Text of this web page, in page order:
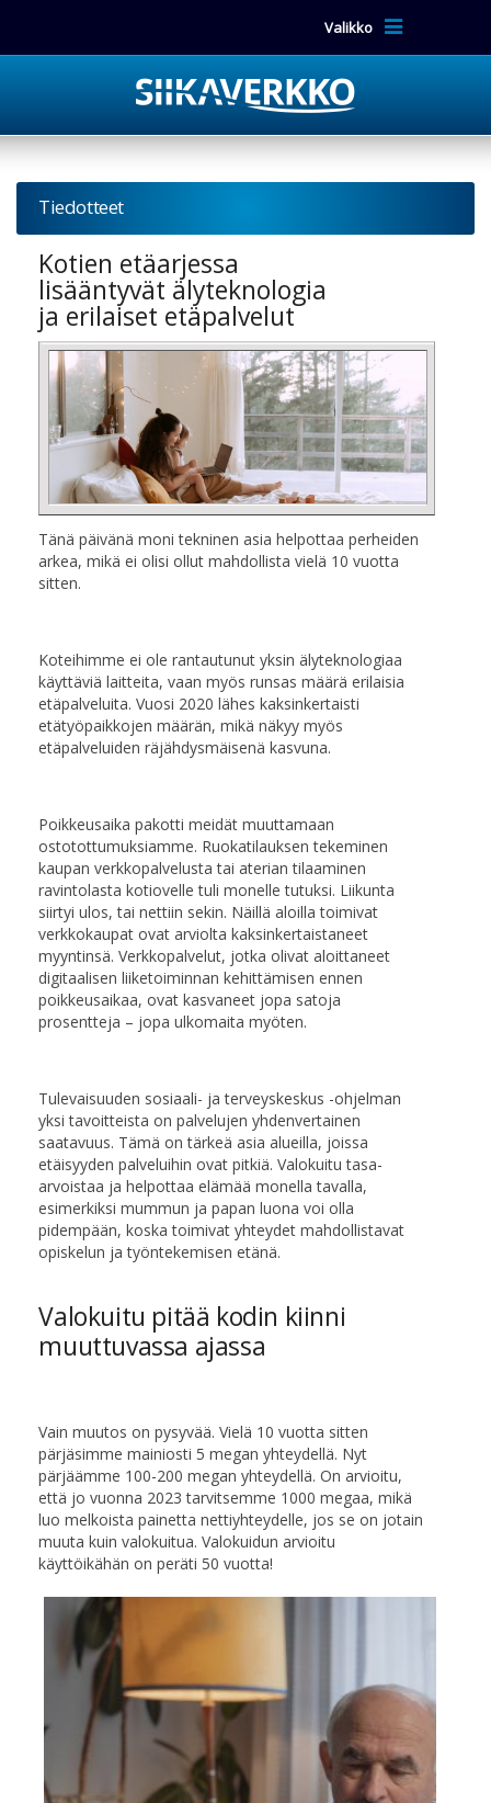
Valikko
Tiedotteet
Kotien etäarjessa
lisääntyvät älyteknologia
ja erilaiset etäpalvelut
Tänä päivänä moni tekninen asia helpottaa perheiden
arkea, mikä ei olisi ollut mahdollista vielä 10 vuotta
sitten.
Koteihimme ei ole rantautunut yksin älyteknologiaa
käyttäviä laitteita, vaan myös runsas määrä erilaisia
etäpalveluita. Vuosi 2020 lähes kaksinkertaisti
etätyöpaikkojen määrän, mikä näkyy myös
etäpalveluiden räjähdysmäisenä kasvuna.
Poikkeusaika pakotti meidät muuttamaan
ostotottumuksiamme. Ruokatilauksen tekeminen
kaupan verkkopalvelusta tai aterian tilaaminen
ravintolasta kotiovelle tuli monelle tutuksi. Liikunta
siirtyi ulos, tai nettiin sekin. Näillä aloilla toimivat
verkkokaupat ovat arviolta kaksinkertaistaneet
myyntinsä. Verkkopalvelut, jotka olivat aloittaneet
digitaalisen liiketoiminnan kehittämisen ennen
poikkeusaikaa, ovat kasvaneet jopa satoja
prosentteja – jopa ulkomaita myöten.
Tulevaisuuden sosiaali- ja terveyskeskus -ohjelman
yksi tavoitteista on palvelujen yhdenvertainen
saatavuus. Tämä on tärkeä asia alueilla, joissa
etäisyyden palveluihin ovat pitkiä. Valokuitu tasa-
arvoistaa ja helpottaa elämää monella tavalla,
esimerkiksi mummun ja papan luona voi olla
pidempään, koska toimivat yhteydet mahdollistavat
opiskelun ja työntekemisen etänä.
Valokuitu pitää kodin kiinni
muuttuvassa ajassa
Vain muutos on pysyvää. Vielä 10 vuotta sitten
pärjäsimme mainiosti 5 megan yhteydellä. Nyt
pärjäämme 100-200 megan yhteydellä. On arvioitu,
että jo vuonna 2023 tarvitsemme 1000 megaa, mikä
luo melkoista painetta nettiyhteydelle, jos se on jotain
muuta kuin valokuitua. Valokuidun arvioitu
käyttöikähän on peräti 50 vuotta!